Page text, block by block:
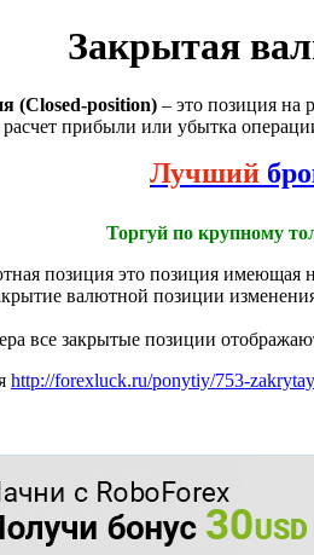
Закрытая
(Closed-position) – это позиция на
расчет прибыли или убытка
Лучший
Торгуй по крупному
позиция это позиция имеющая
валютной позиции
все закрытые позиции
http://forexluck.ru/ponytiy/753-